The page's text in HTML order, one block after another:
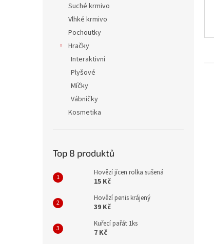
Suché krmivo
Vlhké krmivo
Pochoutky
Hračky
Interaktivní
Plyšové
Míčky
Vábničky
Kosmetika
Top 8 produktů
Hovězí jícen rolka sušená
15 Kč
Hovězí penis krájený
39 Kč
Kuřecí pařát 1ks
7 Kč